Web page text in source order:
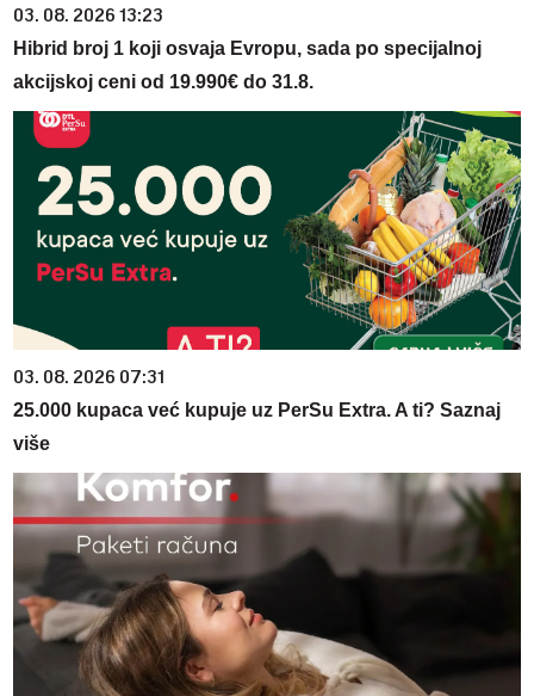
03. 08. 2026 13:23
Hibrid broj 1 koji osvaja Evropu, sada po specijalnoj
akcijskoj ceni od 19.990€ do 31.8.
03. 08. 2026 07:31
25.000 kupaca već kupuje uz PerSu Extra. A ti? Saznaj
više